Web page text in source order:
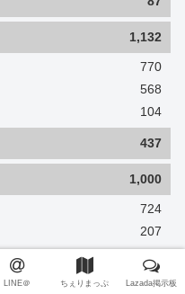
1,132
770
568
104
437
1,000
724
207
50
65
LINE＠ ちぇりまっぷ Lazada掲示板